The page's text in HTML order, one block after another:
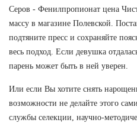
Серов - Фенилпропионат цена
массу в магазине Полевской.
подтяните пресс и сохраняйте
весь подход. Если девушка
парень может быть в ней уверен.
Или если Вы хотите снять
возможности не делайте этого
службы селекции, научно-